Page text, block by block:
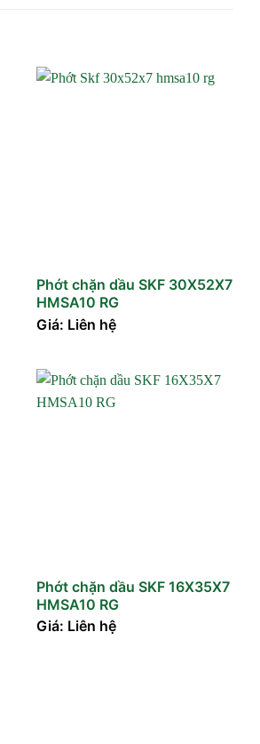
Phớt chặn dầu SKF 30X52X7
HMSA10 RG
Giá: Liên hệ
Phớt chặn dầu SKF 16X35X7
HMSA10 RG
Giá: Liên hệ